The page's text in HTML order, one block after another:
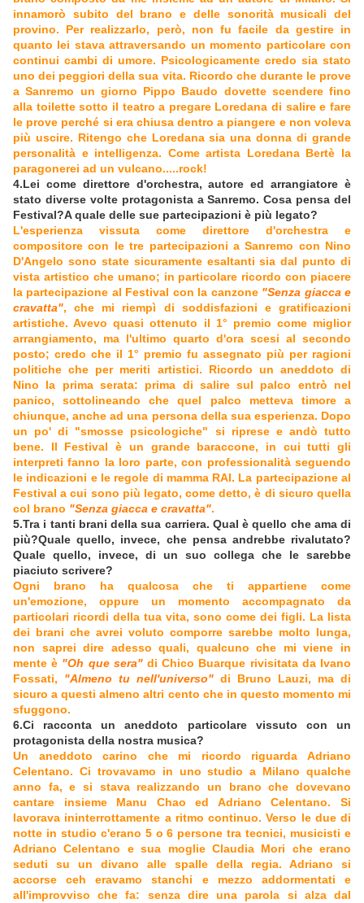
innamorò subito del brano e delle sonorità musicali del
provino. Per realizzarlo, però, non fu facile da gestire in
quanto lei stava attraversando un momento particolare con
continui cambi di umore. Psicologicamente credo sia stato
uno dei peggiori della sua vita. Ricordo che durante le prove
a Sanremo un giorno Pippo Baudo dovette scendere fino
alla toilette sotto il teatro a pregare Loredana di salire e fare
le prove perché si era chiusa dentro a piangere e non voleva
più uscire. Ritengo che Loredana sia una donna di grande
personalità e intelligenza. Come artista Loredana Bertè la
paragonerei ad un vulcano.....rock!
4.Lei come direttore d'orchestra, autore ed arrangiatore è
stato diverse volte protagonista a Sanremo. Cosa pensa del
Festival?A quale delle sue partecipazioni è più legato?
L'esperienza vissuta come direttore d'orchestra e
compositore con le tre partecipazioni a Sanremo con Nino
D'Angelo sono state sicuramente esaltanti sia dal punto di
vista artistico che umano; in particolare ricordo con piacere
la partecipazione al Festival con la canzone "Senza giacca e
cravatta", che mi riempì di soddisfazioni e gratificazioni
artistiche. Avevo quasi ottenuto il 1° premio come miglior
arrangiamento, ma l'ultimo quarto d'ora scesi al secondo
posto; credo che il 1° premio fu assegnato più per ragioni
politiche che per meriti artistici. Ricordo un aneddoto di
Nino la prima serata: prima di salire sul palco entrò nel
panico, sottolineando che quel palco metteva timore a
chiunque, anche ad una persona della sua esperienza. Dopo
un po' di "smosse psicologiche" si riprese e andò tutto
bene. Il Festival è un grande baraccone, in cui tutti gli
interpreti fanno la loro parte, con professionalità seguendo
le indicazioni e le regole di mamma RAI. La partecipazione al
Festival a cui sono più legato, come detto, è di sicuro quella
col brano "Senza giacca e cravatta".
5.Tra i tanti brani della sua carriera. Qual è quello che ama di
più?Quale quello, invece, che pensa andrebbe rivalutato?
Quale quello, invece, di un suo collega che le sarebbe
piaciuto scrivere?
Ogni brano ha qualcosa che ti appartiene come
un'emozione, oppure un momento accompagnato da
particolari ricordi della tua vita, sono come dei figli. La lista
dei brani che avrei voluto comporre sarebbe molto lunga,
non saprei dire adesso quali, qualcuno che mi viene in
mente è "Oh que sera"di Chico Buarque rivisitata da Ivano
Fossati, "Almeno tu nell'universo" di Bruno Lauzi, ma di
sicuro a questi almeno altri cento che in questo momento mi
sfuggono.
6.Ci racconta un aneddoto particolare vissuto con un
protagonista della nostra musica?
Un aneddoto carino che mi ricordo riguarda Adriano
Celentano. Ci trovavamo in uno studio a Milano qualche
anno fa, e si stava realizzando un brano che dovevano
cantare insieme Manu Chao ed Adriano Celentano. Si
lavorava ininterrottamente a ritmo continuo. Verso le due di
notte in studio c'erano 5 o 6 persone tra tecnici, musicisti e
Adriano Celentano e sua moglie Claudia Mori che erano
seduti su un divano alle spalle della regia. Adriano si
accorse ceh eravamo stanchi e mezzo addormentati e
all'improvviso che fa: senza dire una parola si alza dal